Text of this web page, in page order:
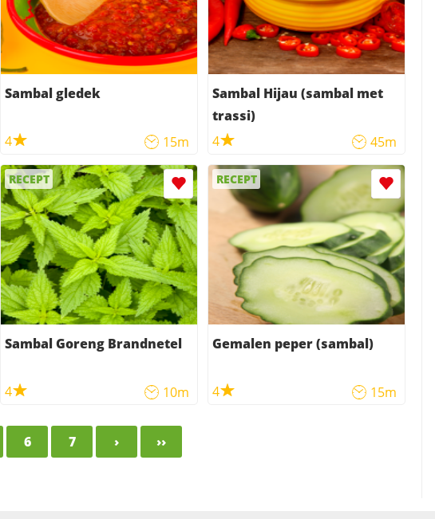
Sambal gledek
4 15m
Sambal Hijau (sambal met
trassi)
4
45m
RECEPT
Sambal Goreng Brandnetel
4 10m
RECEPT
Gemalen peper (sambal)
4 15m
6 7 › ››